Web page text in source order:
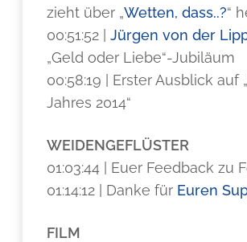
zieht über „Wetten, dass..?“
00:51:52 |Jürgen von der
„Geld oder Liebe“-Jubiläum
00:58:19 | Erster Ausblick auf
Jahres 2014“
WEIDENGEFLÜSTER
01:03:44 | Euer Feedback zu
01:14:12 | Danke für Euren
FILM